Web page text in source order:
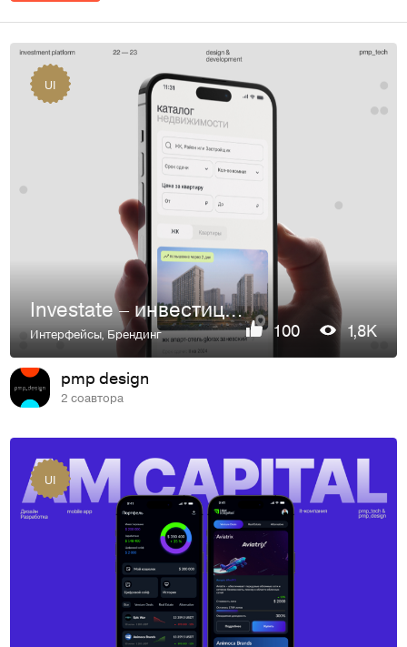
UI
Investate – инвестиции в недвижимость
Интерфейсы,Брендинг 100 1,8K
pmp design
2 соавтора
UI